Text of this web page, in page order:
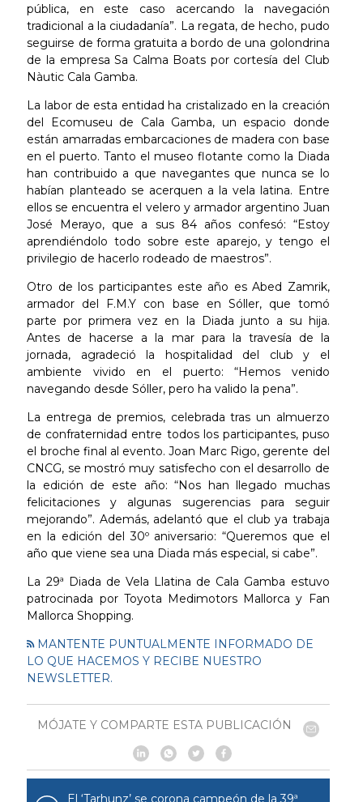
pública, en este caso acercando la navegación
tradicional a la ciudadanía”. La regata, de hecho, pudo
seguirse de forma gratuita a bordo de una golondrina
de la empresa Sa Calma Boats por cortesía del Club
Nàutic Cala Gamba.
La labor de esta entidad ha cristalizado en la creación
del Ecomuseu de Cala Gamba, un espacio donde
están amarradas embarcaciones de madera con base
en el puerto. Tanto el museo flotante como la Diada
han contribuido a que navegantes que nunca se lo
habían planteado se acerquen a la vela latina. Entre
ellos se encuentra el velero y armador argentino Juan
José Merayo, que a sus 84 años confesó: “Estoy
aprendiéndolo todo sobre este aparejo, y tengo el
privilegio de hacerlo rodeado de maestros”.
Otro de los participantes este año es Abed Zamrik,
armador del F.M.Y con base en Sóller, que tomó
parte por primera vez en la Diada junto a su hija.
Antes de hacerse a la mar para la travesía de la
jornada, agradeció la hospitalidad del club y el
ambiente vivido en el puerto: “Hemos venido
navegando desde Sóller, pero ha valido la pena”.
La entrega de premios, celebrada tras un almuerzo
de confraternidad entre todos los participantes, puso
el broche final al evento. Joan Marc Rigo, gerente del
CNCG, se mostró muy satisfecho con el desarrollo de
la edición de este año: “Nos han llegado muchas
felicitaciones y algunas sugerencias para seguir
mejorando”. Además, adelantó que el club ya trabaja
en la edición del 30º aniversario: “Queremos que el
año que viene sea una Diada más especial, si cabe”.
La 29ª Diada de Vela Llatina de Cala Gamba estuvo
patrocinada por Toyota Medimotors Mallorca y Fan
Mallorca Shopping.
MANTENTE PUNTUALMENTE INFORMADO DE
LO QUE HACEMOS Y RECIBE NUESTRO
NEWSLETTER.
MÓJATE Y COMPARTE ESTA PUBLICACIÓN
El ‘Tarhunz’ se corona campeón de la 39ª